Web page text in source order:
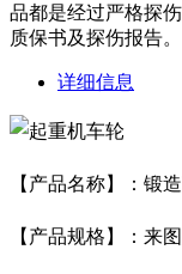
品都是经过严格探
质保书及探伤报告
详细信息
【产品名称】： 锻
【产品规格】：来